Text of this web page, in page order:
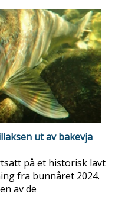
ut av bakevja
på et historisk lavt
fra bunnåret 2024.
av de